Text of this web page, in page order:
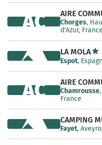
AIRE
Chorges,
d'Azur, France
AC
LA MOLA
Espot,
AIRE
Chamrousse
France
AC
CAMPING
Fayet,